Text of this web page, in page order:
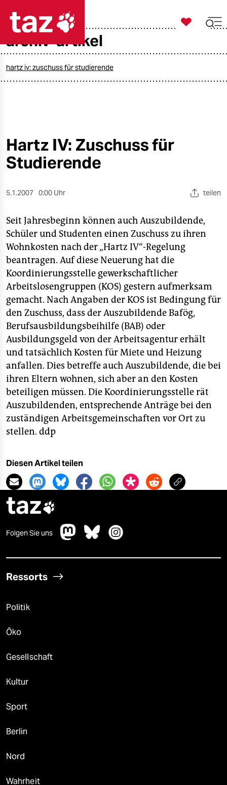
taz zahl ich
öko
gesellschaft
berlin
nord
wahrheit
verlag
verlag
veranstaltungen
shop
fragen & hilfe
unterstützen
abo
genossenschaft

taz zahl ich
archiv-artikel
hartz iv: zuschuss für studierende
Hartz IV: Zuschuss für
Studierende
5.1.2007 0:00 Uhr teilen
Seit Jahresbeginn können auch Auszubildende,
Schüler und Studenten einen Zuschuss zu ihren
Wohnkosten nach der „Hartz IV“-Regelung
beantragen. Auf diese Neuerung hat die
Koordinierungsstelle gewerkschaftlicher
Arbeitslosengruppen (KOS) gestern aufmerksam
gemacht. Nach Angaben der KOS ist Bedingung für
den Zuschuss, dass der Auszubildende Bafög,
Berufsausbildungsbeihilfe (BAB) oder
Ausbildungsgeld von der Arbeitsagentur erhält
und tatsächlich Kosten für Miete und Heizung
anfallen. Dies betreffe auch Auszubildende, die bei
ihren Eltern wohnen, sich aber an den Kosten
beteiligen müssen. Die Koordinierungsstelle rät
Auszubildenden, entsprechende Anträge bei den
zuständigen Arbeitsgemeinschaften vor Ort zu
stellen. ddp
Diesen Artikel teilen
taz
Folgen Sie uns
Ressorts
Politik
Öko
Gesellschaft
Kultur
Sport
Berlin
Nord
Wahrheit